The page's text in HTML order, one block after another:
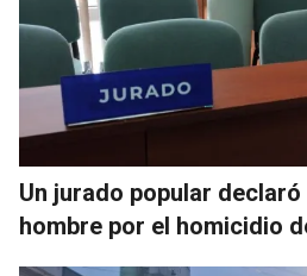
Un jurado popular declaró
hombre por el homicidio